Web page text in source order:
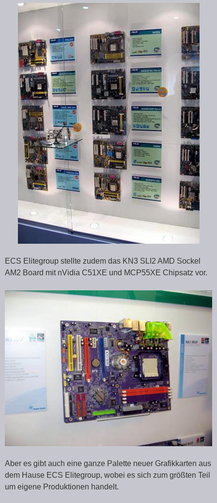
ECS Elitegroup stellte zudem das KN3 SLI2 AMD Sockel
AM2 Board mit nVidia C51XE und MCP55XE Chipsatz vor.
Aber es gibt auch eine ganze Palette neuer Grafikkarten aus
dem Hause ECS Elitegroup, wobei es sich zum größten Teil
um eigene Produktionen handelt.